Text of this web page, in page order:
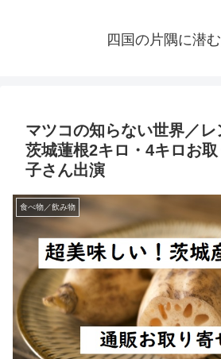
四国の片隅に潜
マツコの知らない世界／
茨城蓮根2キロ・4キロお
子さん出演
食べ物／飲み物